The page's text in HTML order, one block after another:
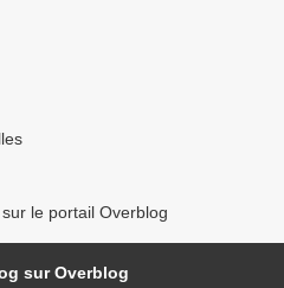
le portail Overblog
sur Overblog